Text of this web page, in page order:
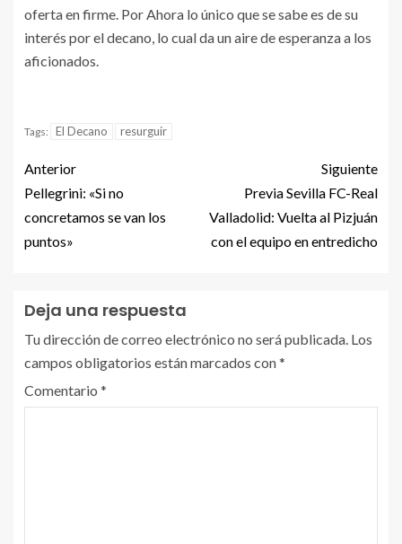
oferta en firme. Por Ahora lo único que se sabe es de su
interés por el decano, lo cual da un aire de esperanza a los
aficionados.
Tags: El Decano resurguir
Anterior
Pellegrini: «Si no
concretamos se van los
puntos»
Siguiente
Previa Sevilla FC-Real
Valladolid: Vuelta al Pizjuán
con el equipo en entredicho
Deja una respuesta
Tu dirección de correo electrónico no será publicada. Los
campos obligatorios están marcados con*
Comentario *